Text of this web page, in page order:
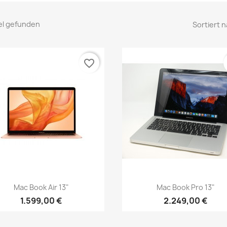
gefunden Sortiert
Vorschau
Mac Book Air 13"
1.599,00 €
favorite_border
Vorschau
Mac Book Pro 13"
2.249,00 €